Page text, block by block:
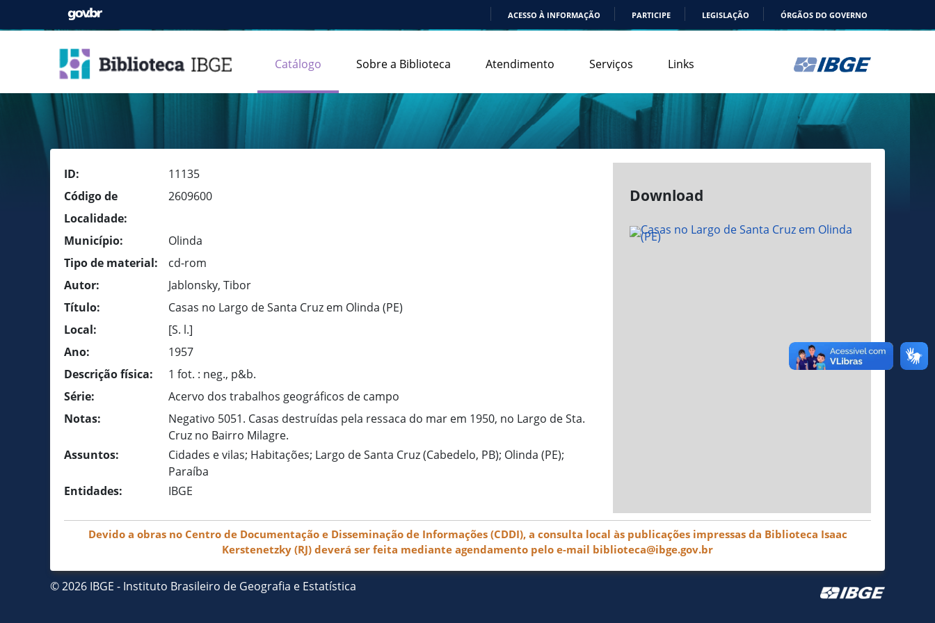
ACESSO À INFORMAÇÃO PARTICIPE LEGISLAÇÃO ÓRGÃOS DO GOVERNO
Catálogo Sobre a Biblioteca Atendimento Serviços Links
ID:
11135
Código de
Localidade:
2609600
Município:
Olinda
Tipo de material:
cd-rom
Autor:
Jablonsky, Tibor
Título:
Casas no Largo de Santa Cruz em Olinda (PE)
Local:
[S. l.]
Ano:
1957
Descrição física:
1 fot. : neg., p&b.
Série:
Acervo dos trabalhos geográficos de campo
Notas:
Negativo 5051. Casas destruídas pela ressaca do mar em 1950, no Largo de Sta.
Cruz no Bairro Milagre.
Assuntos:
Cidades e vilas; Habitações; Largo de Santa Cruz (Cabedelo, PB); Olinda (PE);
Paraíba
Entidades:
IBGE
Download
Devido a obras no Centro de Documentação e Disseminação de Informações (CDDI), a consulta local às publicações impressas da Biblioteca Isaac
Kerstenetzky (RJ) deverá ser feita mediante agendamento pelo e-mail biblioteca@ibge.gov.br
© 2026 IBGE - Instituto Brasileiro de Geografia e Estatística